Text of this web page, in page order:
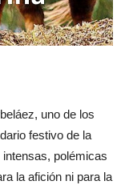
uno de los
festivo de la
polémicas
la afición ni para la